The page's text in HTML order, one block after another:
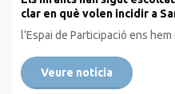
clar en què volen incidir a
l’Espai de Participació ens
Veure notícia